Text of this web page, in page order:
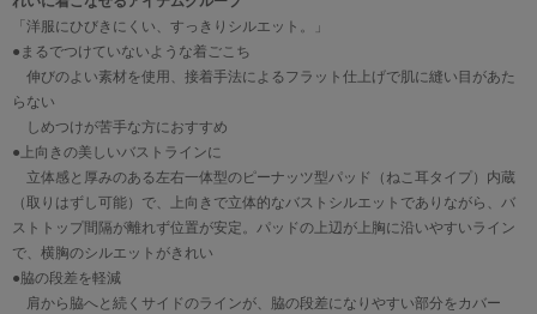
「洋服にひびきにくい、すっきりシルエット。」
●まるでつけていないような着ごこち
伸びのよい素材を使用、接着手法によるフラット仕上げで肌に縫い目があた
らない
しめつけが苦手な方におすすめ
●上向きの美しいバストラインに
立体感と厚みのある左右一体型のピーナッツ型パッド（ねこ耳タイプ）内蔵
（取りはずし可能）で、上向きで立体的なバストシルエットでありながら、バ
ストトップ間隔が離れず位置が安定。パッドの上辺が上胸に沿いやすいライン
で、横胸のシルエットがきれい
●脇の段差を軽減
肩から脇へと続くサイドのラインが、脇の段差になりやすい部分をカバー